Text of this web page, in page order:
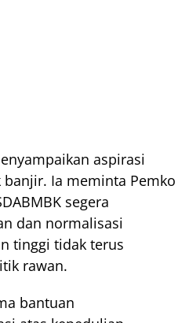
aspirasi
Ia meminta Pemko
segera
dan normalisasi
tinggi tidak terus
rawan.
bantuan